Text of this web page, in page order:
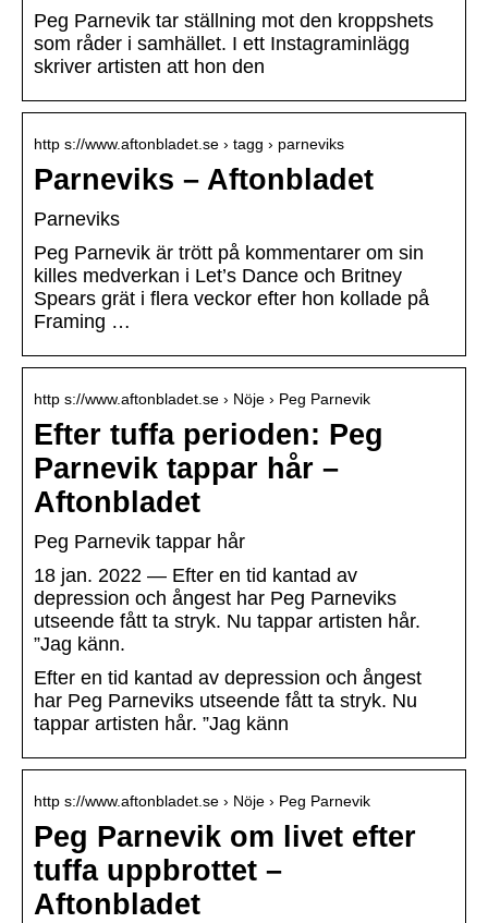
Peg Parnevik tar ställning mot den kroppshets
som råder i samhället. I ett Instagraminlägg
skriver artisten att hon den
http s://www.aftonbladet.se › tagg › parneviks
Parneviks – Aftonbladet
Parneviks
Peg Parnevik är trött på kommentarer om sin
killes medverkan i Let’s Dance och Britney
Spears grät i flera veckor efter hon kollade på
Framing …
http s://www.aftonbladet.se › Nöje › Peg Parnevik
Efter tuffa perioden: Peg
Parnevik tappar hår –
Aftonbladet
Peg Parnevik tappar hår
18 jan. 2022 — Efter en tid kantad av
depression och ångest har Peg Parneviks
utseende fått ta stryk. Nu tappar artisten hår.
”Jag känn.
Efter en tid kantad av depression och ångest
har Peg Parneviks utseende fått ta stryk. Nu
tappar artisten hår. ”Jag känn
http s://www.aftonbladet.se › Nöje › Peg Parnevik
Peg Parnevik om livet efter
tuffa uppbrottet –
Aftonbladet